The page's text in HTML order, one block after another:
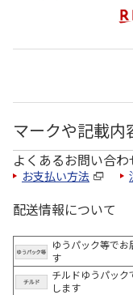
マークや記載内
よくあるお問い合わ
お支払い方法
配送情報について
ゆうパック等でお
す
チルドゆうパック
します